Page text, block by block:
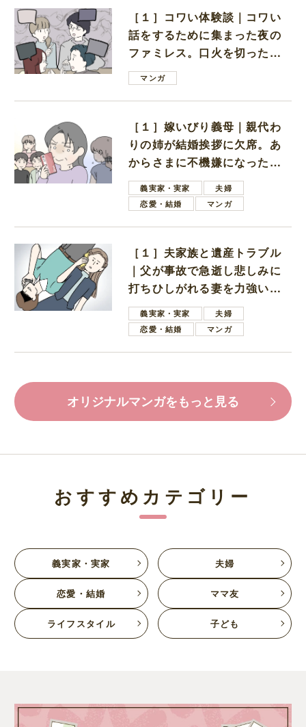
［１］コワい体験談｜コワい
話をするために集まった夜の
ファミレス。口火を切ったの
は電車好きの男の子ママ
マンガ
［１］嫁いびり義母｜親代わ
りの姉が結婚挨拶に欠席。あ
からさまに不機嫌になった義
母義実家・実家
夫婦
恋愛・結婚
マンガ
［１］夫家族と遺産トラブル
｜父が事故で急逝し悲しみに
打ちひしがれる妻を力強い言
葉で励ます夫
義実家・実家
夫婦
恋愛・結婚
マンガ
オリジナルマンガをもっと見る
おすすめカテゴリー
義実家・実家 夫婦
恋愛・結婚 ママ友
ライフスタイル 子ども